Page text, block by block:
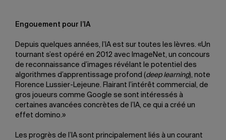
Engouement pour l’IA
Depuis quelques années, l’IA est sur toutes les lèvres. «Un
tournant s’est opéré en 2012 avec ImageNet, un concours
de reconnaissance d’images révélant le potentiel des
algorithmes d’apprentissage profond (deep learning), note
Florence Lussier-Lejeune. Flairant l’intérêt commercial, de
gros joueurs comme Google se sont intéressés à
certaines avancées concrètes de l’IA, ce qui a créé un
effet domino.»
Les progrès de l’IA sont principalement liés à un courant